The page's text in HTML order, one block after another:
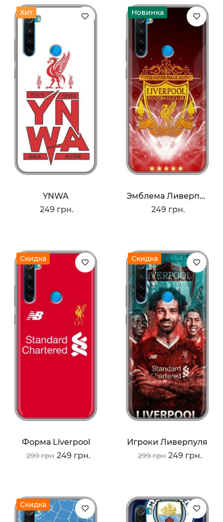
Хит
YNWA
249 грн.
Новинка
Эмблема Ливерпуля
249 грн.
Скидка
Форма Liverpool
299 грн 249 грн.
Скидка
Игроки Ливерпуля
299 грн 249 грн.
Скидка